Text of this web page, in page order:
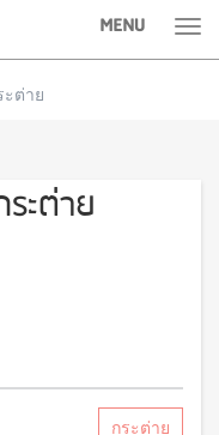
MENU
ต่าย
ะต่าย
กระต่าย